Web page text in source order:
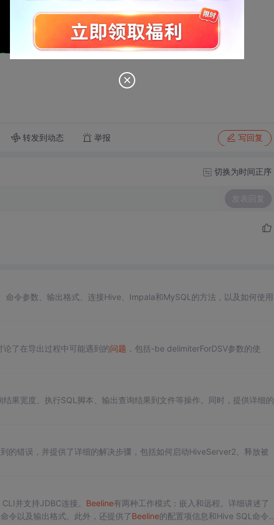
转发到动态 举报 写回复
切换为时间正序
发表回复
命令参数、输出格式、连接Hive、Impala和MySQL的方法，以及如何使用
论了在导出过程中可能遇到的问题 ，包括-be delimiterForDSV参数的使
结果宽度、执行SQL脚本、输出查询结果到文件等操作。同时，提供详细的
的错误，并提供了详细的解决步骤，包括如何启动HiveServer2、释放被
CLI并支持JDBC连接。 Beeline有两种工作模式：嵌入和远程。详细讲述了
令以及输出格式。此外，还提供了Beeline的配置项信息和Hive SQL命令